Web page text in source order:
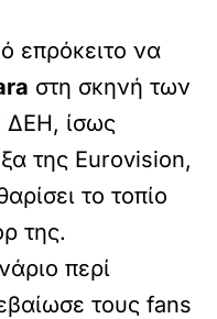
επρόκειτο να
στη σκηνή των
ΔΕΗ, ίσως
της Eurovision,
το τοπίο
της.
περί
τους fans